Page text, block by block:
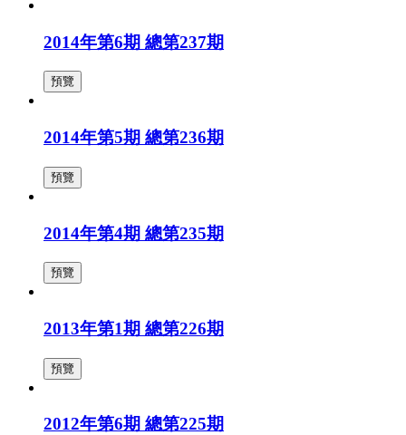
2014年第6期 總第237期
預覽
2014年第5期 總第236期
預覽
2014年第4期 總第235期
預覽
2013年第1期 總第226期
預覽
2012年第6期 總第225期